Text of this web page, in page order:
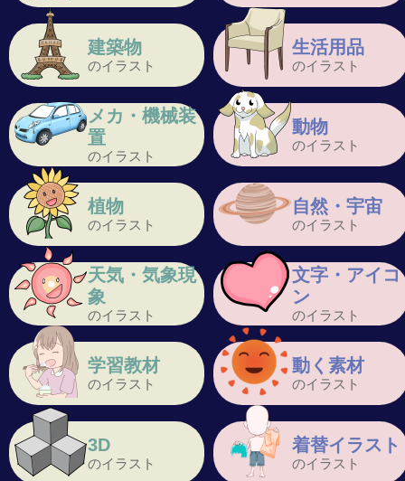
建築物
のイラスト
生活用品
のイラスト
メカ・機械装
置
のイラスト
動物
のイラスト
植物
のイラスト
自然・宇宙
のイラスト
天気・気象現
象
のイラスト
文字・アイコ
ン
のイラスト
学習教材
のイラスト
動く素材
のイラスト
3D
のイラスト
着替イラスト
のイラスト